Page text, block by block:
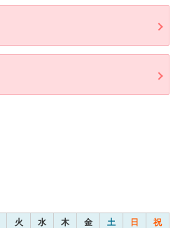
火 水 木 金 土 日 祝